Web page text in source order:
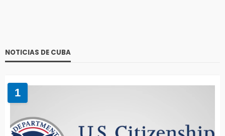
NOTICIAS DE CUBA
1